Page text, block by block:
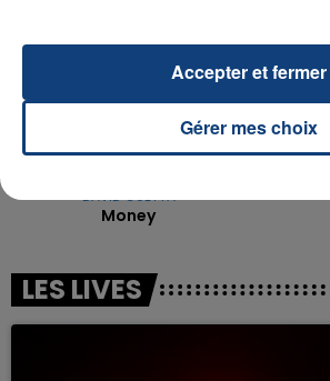
DAVID GUETTA
Money
LES LIVES
Gérer mes choix
Accepter et fermer